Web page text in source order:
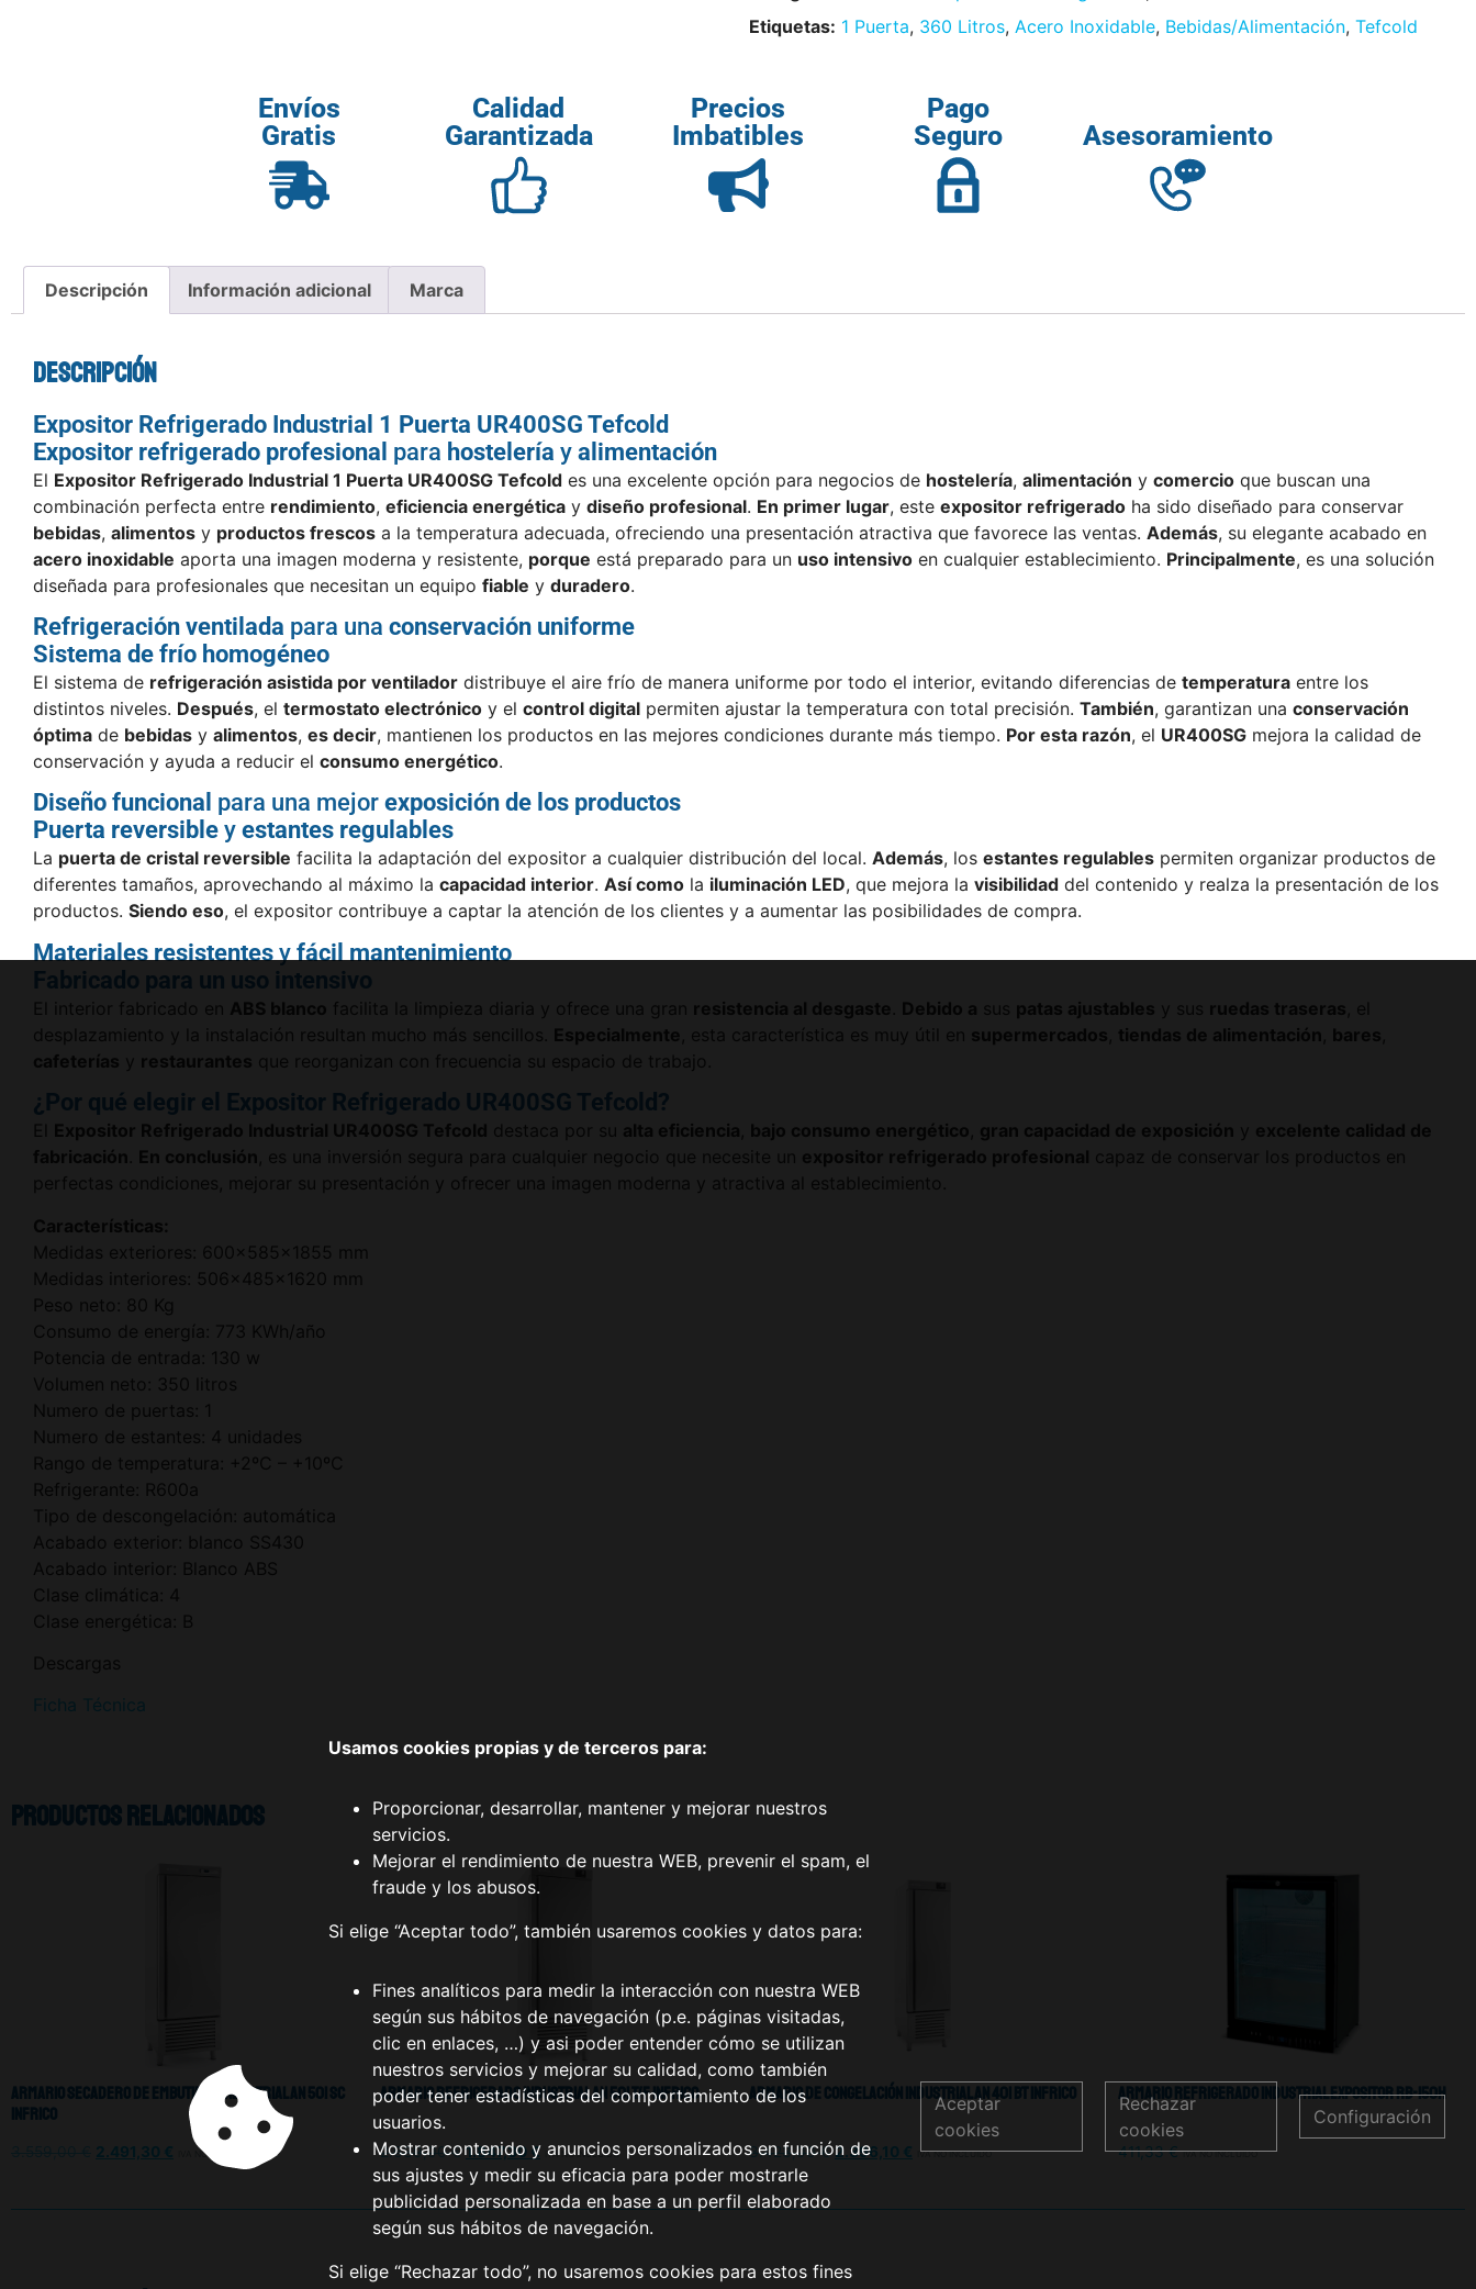
Etiquetas: 1 Puerta, 360 Litros, Acero Inoxidable, Bebidas/Alimentación, Tefcold
Envíos
Gratis
Calidad
Garantizada
Precios
Imbatibles
Pago
Seguro
Asesoramiento
Descripción Información adicional Marca
Descripción
Expositor Refrigerado Industrial 1 Puerta UR400SG Tefcold
Expositor refrigerado profesional para hostelería y alimentación
El Expositor Refrigerado Industrial 1 Puerta UR400SG Tefcold es una excelente opción para negocios de hostelería, alimentación y comercio que buscan una
combinación perfecta entre rendimiento, eficiencia energética y diseño profesional. En primer lugar, este expositor refrigerado ha sido diseñado para conservar
bebidas, alimentos y productos frescos a la temperatura adecuada, ofreciendo una presentación atractiva que favorece las ventas. Además, su elegante acabado en
acero inoxidable aporta una imagen moderna y resistente, porque está preparado para un uso intensivo en cualquier establecimiento. Principalmente, es una solución
diseñada para profesionales que necesitan un equipo fiable y duradero.
Refrigeración ventilada para una conservación uniforme
Sistema de frío homogéneo
El sistema de refrigeración asistida por ventilador distribuye el aire frío de manera uniforme por todo el interior, evitando diferencias de temperatura entre los
distintos niveles. Después, el termostato electrónico y el control digital permiten ajustar la temperatura con total precisión. También, garantizan una conservación
óptima de bebidas y alimentos, es decir, mantienen los productos en las mejores condiciones durante más tiempo. Por esta razón, el UR400SG mejora la calidad de
conservación y ayuda a reducir el consumo energético.
Diseño funcional para una mejor exposición de los productos
Puerta reversible y estantes regulables
La puerta de cristal reversible facilita la adaptación del expositor a cualquier distribución del local. Además, los estantes regulables permiten organizar productos de
diferentes tamaños, aprovechando al máximo la capacidad interior. Así como la iluminación LED, que mejora la visibilidad del contenido y realza la presentación de los
productos. Siendo eso, el expositor contribuye a captar la atención de los clientes y a aumentar las posibilidades de compra.
Materiales resistentes y fácil mantenimiento
Fabricado para un uso intensivo
El interior fabricado en ABS blanco facilita la limpieza diaria y ofrece una gran resistencia al desgaste Debido a sus patas ajustables y sus ruedas traseras , el
desplazamiento y la instalación resultan mucho más sencillos. Especialmente , esta característica es muy útil en supermercados tiendas de alimentación bares
cafeterías y restaurantes que reorganizan con frecuencia su espacio de trabajo.
¿Por qué elegir el Expositor Refrigerado UR400SG Tefcold?
El Expositor Refrigerado Industrial UR400SG Tefcold destaca por su alta eficiencia, bajo consumo energético, gran capacidad de exposición y excelente calidad de
fabricación En conclusión, es una inversión segura para cualquier negocio que necesite un expositor refrigerado profesional capaz de conservar los productos en
perfectas condiciones, mejorar su presentación y ofrecer una imagen moderna y atractiva al establecimiento.
Características:
Medidas exteriores: 600x585x1855 mm
Medidas interiores: 506x485x1620 mm
Peso neto: 80 Kg
Consumo de energía: 773 KWh/año
Potencia de entrada: 130 w
Volumen neto: 350 litros
Numero de puertas: 1
Numero de estantes: 4 unidades
Rango de temperatura: +2ºC – +10ºC
Refrigerante: R600a
Tipo de descongelación: automática
Acabado exterior: blanco SS430
Acabado interior: Blanco ABS
Clase climática: 4
Clase energética: B
Descargas
Ficha Técnica
Productos relacionados
Armario Secadero De Embutidos Industrial AN 501 SC
Infrico
2.491,30 € IVA NO INCLUIDO
Armario Refrigerado Industrial AN 501 T/F Infrico
2.639,00€ 1.847,30 € IVA NO INCLUIDO
Armario De Congelación Industrial An 401 Bt Infrico
3.423,00€ 2.396,10 € IVA NO INCLUIDO
Armario Refrigerado Industrial Expositor RB-150H
411,33€ IVA NO INCLUIDO
Usamos cookies propias y de terceros para:
Proporcionar, desarrollar, mantener y mejorar nuestros
servicios.
Mejorar el rendimiento de nuestra WEB, prevenir el spam, el
fraude y los abusos.
Si elige “Aceptar todo”, también usaremos cookies y datos para:
Fines analíticos para medir la interacción con nuestra WEB
según sus hábitos de navegación (p.e. páginas visitadas,
clic en enlaces, …) y asi poder entender cómo se utilizan
nuestros servicios y mejorar su calidad, como también
poder tener estadísticas del comportamiento de los
usuarios.
Mostrar contenido y anuncios personalizados en función de
sus ajustes y medir su eficacia para poder mostrarle
publicidad personalizada en base a un perfil elaborado
según sus hábitos de navegación.
Si elige “Rechazar todo”, no usaremos cookies para estos fines
Aceptar
cookies
Rechazar
cookies
Configuración